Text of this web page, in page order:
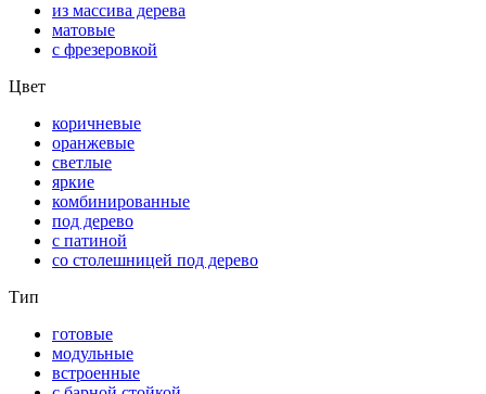
из массива дерева
матовые
с фрезеровкой
Цвет
коричневые
оранжевые
светлые
яркие
комбинированные
под дерево
с патиной
со столешницей под дерево
Тип
готовые
модульные
встроенные